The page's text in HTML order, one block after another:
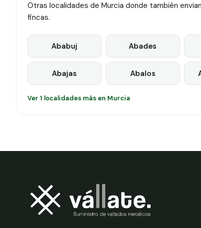
Otras localidades de Murcia donde también
fincas.
Ababuj Abades
Abajas Abalos
Ver 1 localidades más en Murcia